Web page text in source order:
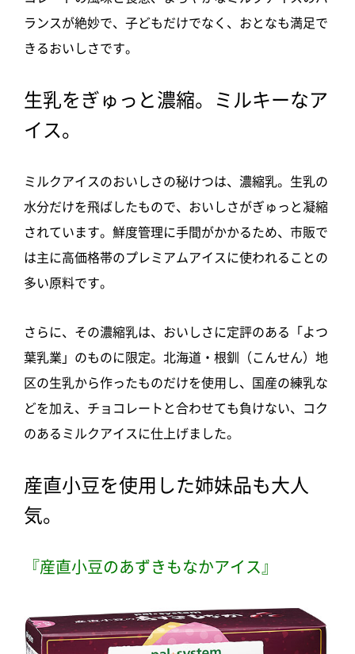
ランスが絶妙で、子どもだけでなく、おとなも満足で
きるおいしさです。
生乳をぎゅっと濃縮。ミルキーなア
イス。
ミルクアイスのおいしさの秘けつは、濃縮乳。生乳の
水分だけを飛ばしたもので、おいしさがぎゅっと凝縮
されています。鮮度管理に手間がかかるため、市販で
は主に高価格帯のプレミアムアイスに使われることの
多い原料です。
さらに、その濃縮乳は、おいしさに定評のある「よつ
葉乳業」のものに限定。北海道・根釧（こんせん）地
区の生乳から作ったものだけを使用し、国産の練乳な
どを加え、チョコレートと合わせても負けない、コク
のあるミルクアイスに仕上げました。
産直小豆を使用した姉妹品も大人
気。
『産直小豆のあずきもなかアイス』